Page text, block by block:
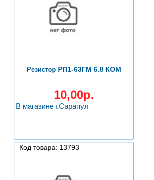
РезисторРП1-63ГМ 6.8 КОМ
10,00р.
В магазине г.Сарапул
Код товара: 13793